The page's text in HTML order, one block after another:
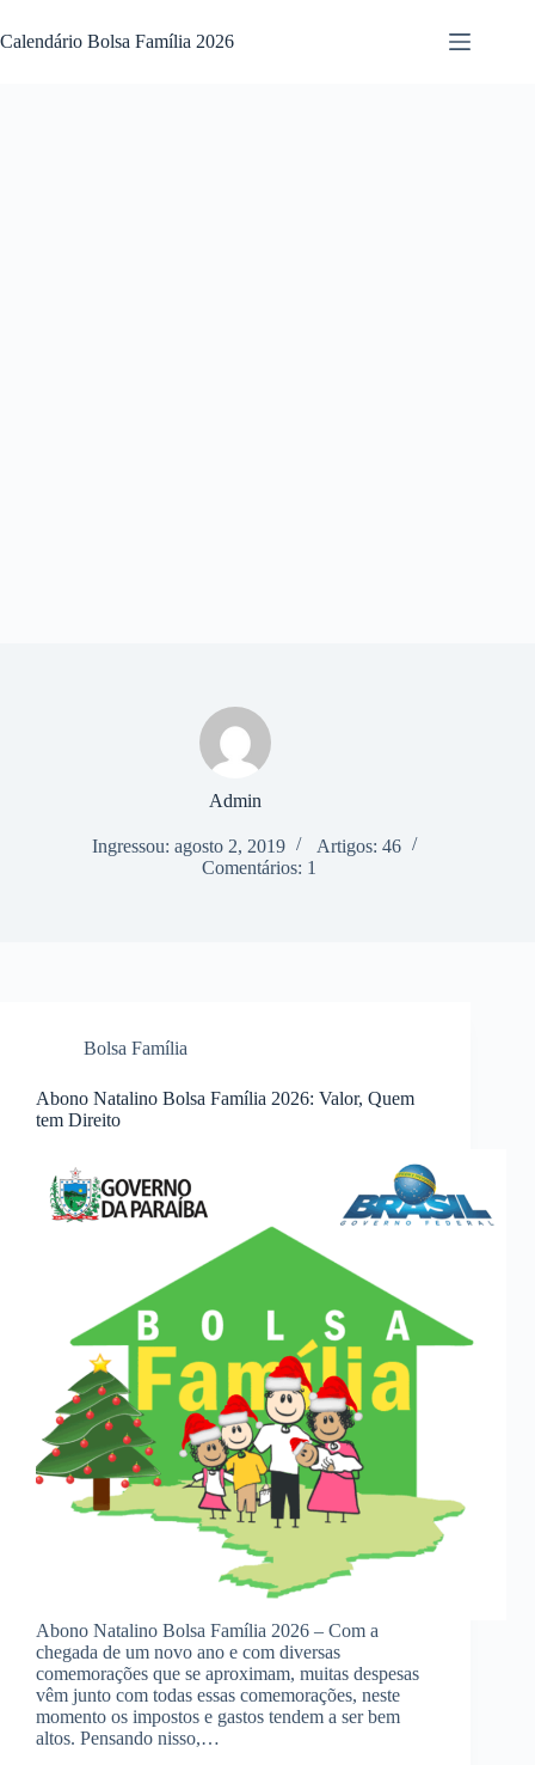
para
o
Calendário Bolsa Família 2026
Admin
Ingressou: agosto 2, 2019
Artigos: 46
Comentários: 1
Bolsa Família
Abono Natalino Bolsa Família 2026: Valor, Quem
tem Direito
Abono Natalino Bolsa Família 2026 – Com a
chegada de um novo ano e com diversas
comemorações que se aproximam, muitas despesas
vêm junto com todas essas comemorações, neste
momento os impostos e gastos tendem a ser bem
altos. Pensando nisso,…